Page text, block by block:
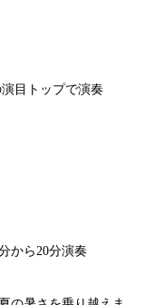
目トップで演奏
から20分演奏